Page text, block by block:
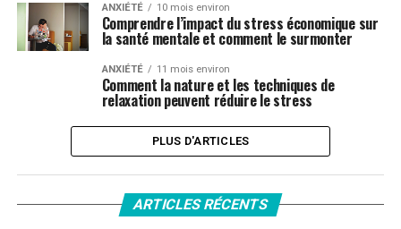
ANXIÉTÉ 10 mois environ
Comprendre l’impact du stress économique sur
la santé mentale et comment le surmonter
ANXIÉTÉ 11 mois environ
Comment la nature et les techniques de
relaxation peuvent réduire le stress
PLUS D'ARTICLES
ARTICLES RÉCENTS